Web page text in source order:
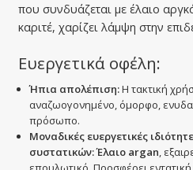
που συνδυάζεται με έλαιο
καριτέ, χαρίζει λάμψη στην
Ευεργετικά οφέλη:
Ήπια απολέπιση:Η τακτική
αναζωογονημένο, όμορφο,
πρόσωπο.
Μοναδικές ευεργετικές
συστατικών:Έλαιο argan,